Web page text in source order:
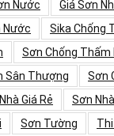
Nước
Giá Sơn
Nước
Sika Chống
Sơn Chống Thấm
Sân Thượng
Sơn
Giá Rẻ
Sơn
Sơn Tường